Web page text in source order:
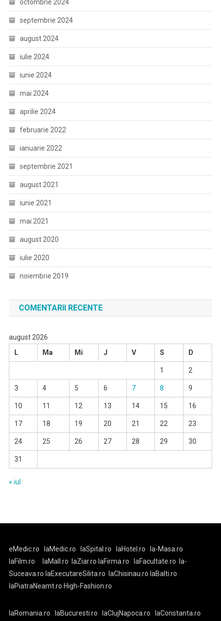
octombrie 2024
septembrie 2024
august 2024
iulie 2024
iunie 2024
mai 2024
aprilie 2024
februarie 2022
ianuarie 2022
septembrie 2021
august 2021
iunie 2021
mai 2021
august 2020
iulie 2020
noiembrie 2019
COMENTARII RECENTE
august 2026
L
Ma Mi J V S D
1 2
3 4 5 6 7 8 9
10 11 12 13 14 15 16
17 18 19 20 21 22 23
24 25 26 27 28 29 30
31
« iul.
eMedic.ro laMedic.ro laSpital.ro laHotel.ro
la-Masa.ro
laFilm.ro
laMall.ro laZiar.ro laFirma.ro laFacultate.ro
la-
Suceava.ro laExecutareSilita.ro laChisinau.ro laBalti.ro
laPiatraNeamt.ro High-Fashion.ro
laRomania.ro laBucuresti.ro laClujNapoca.ro laConstanta.ro